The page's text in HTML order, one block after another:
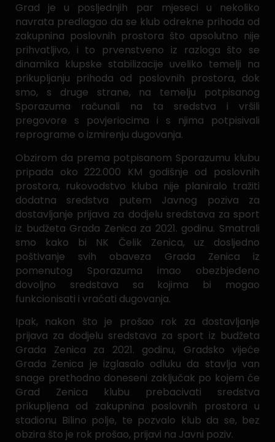
Grad je u posljednjih par mjeseci u nekoliko
navrata predlagao da se klub odrekne prihoda od
zakupnina poslovnih prostora što apsolutno nije
prihvatljivo, i to prvenstveno iz razloga što se
dinamika klupske stabilizacije uveliko temelji na
prikupljanju prihoda od poslovnih prostora, dok
smo, s druge strane, na temelju potpisanog
Sporazuma računali na ta sredstva i vršili
pregovore s povjeriocima i s njima potpisivali
reprograme o izmirenju dugovanja.
Obzirom da prema potpisanom Sporazumu klubu
pripada oko 222.000 KM godišnje od poslovnih
prostora, rukovodstvo kluba nije planiralo tražiti
dodatna sredstva putem Javnog poziva za
dostavljanje prijava za dodjelu sredstava za sport
iz budžeta Grada Zenica za 2021. godinu. Smatrali
smo kako bi NK Čelik Zenica, uz dosljedno
poštivanje svih obaveza Grada Zenica iz
pomenutog Sporazuma imao obezbjeđeno
dovoljno sredstava sa kojima bi mogao
funkcionisati i vraćati dugovanja.
Ipak, nakon što je prošao rok za dostavljanje
prijava za dodjelu sredstava za sport iz budžeta
Grada Zenica za 2021. godinu, Gradsko vijeće
Grada Zenica je izglasalo odluku da stavlja van
snage prethodno doneseni zaključak po kojem će
Grad Zenica klubu prebacivati sredstva
prikupljena od zakupnina poslovnih prostora u
stadionu Bilino polje, te pozvalo klub da se, bez
obzira što je rok prošao, prijavi na Javni poziv.